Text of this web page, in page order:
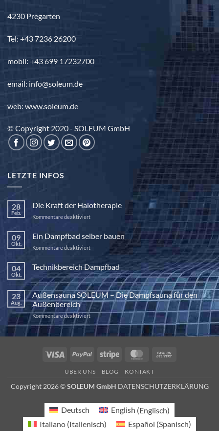
4230 Pregarten
Tel: +43 7236 26200
mobil: +43 699 17232700
email: info@soleum.de
web: www.soleum.de
© Copyright 2020 - SOLEUM GmbH
LETZTE INFOS
28
Feb.
Die Kraft der Halotherapie
Kommentare deaktiviertfür
Kraft
Halotherapie
09
Okt.
Ein Dampfbad selber bauen
Kommentare deaktiviertfür
Dampfbad
selber
bauen
04
Okt.
Technikbereich Dampfbad
Keine
Kommentare
zu
Technikbereich
Dampfbad
23
Aug.
Außensauna SOLEUM – Die Dampfsauna für den
Außenbereich
Kommentare deaktiviertfür
Außensauna
SOLEUM
Dampfsauna
den
Visa PayPal Stripe MasterCard
ÜBER UNS BLOG KONTAKT
Copyright 2026 ©SOLEUM GmbH DATENSCHUTZERKLÄRUNG
Deutsch English (Englisch)
Italiano (Italienisch) Español (Spanisch)